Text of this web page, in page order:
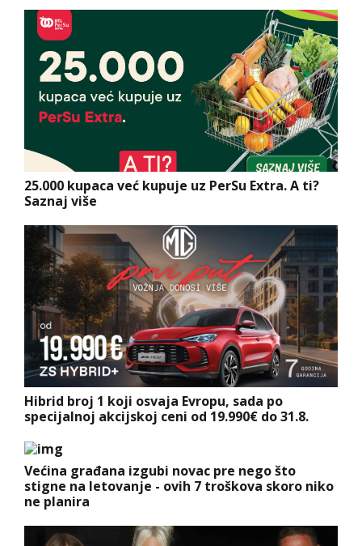
25.000 kupaca već kupuje uz PerSu Extra. A ti?
Saznaj više
Hibrid broj 1 koji osvaja Evropu, sada po
specijalnoj akcijskoj ceni od 19.990€ do 31.8.
Većina građana izgubi novac pre nego što
stigne na letovanje - ovih 7 troškova skoro niko
ne planira